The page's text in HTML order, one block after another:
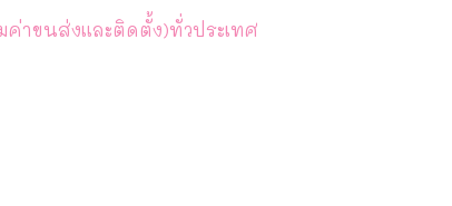
าขนส่งและติดตั้ง)ทั่วประเทศ